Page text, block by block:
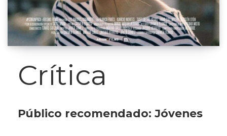
Crítica
Público recomendado: Jóvenes